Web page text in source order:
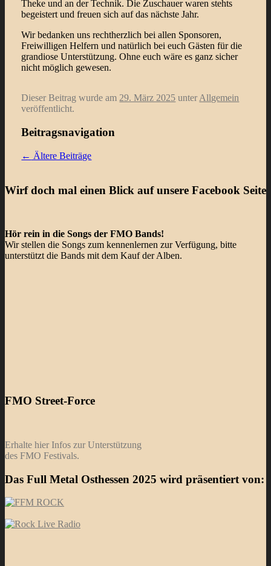
Theke und an der Technik. Die Zuschauer waren stehts
begeistert und freuen sich auf das nächste Jahr.
Wir bedanken uns rechtherzlich bei allen Sponsoren,
Freiwilligen Helfern und natürlich bei euch Gästen für die
grandiose Unterstützung. Ohne euch wäre es ganz sicher
nicht möglich gewesen.
Dieser Beitrag wurde am 29. März 2025 unter Allgemein
veröffentlicht.
Beitragsnavigation
← Ältere Beiträge
Wirf doch mal einen Blick auf unsere Facebook Seite
Hör rein in die Songs der FMO Bands!
Wir stellen die Songs zum kennenlernen zur Verfügung, bitte
unterstützt die Bands mit dem Kauf der Alben.
FMO Street-Force
Erhalte hier Infos zur Unterstützung
des FMO Festivals.
Das Full Metal Osthessen 2025 wird präsentiert von: